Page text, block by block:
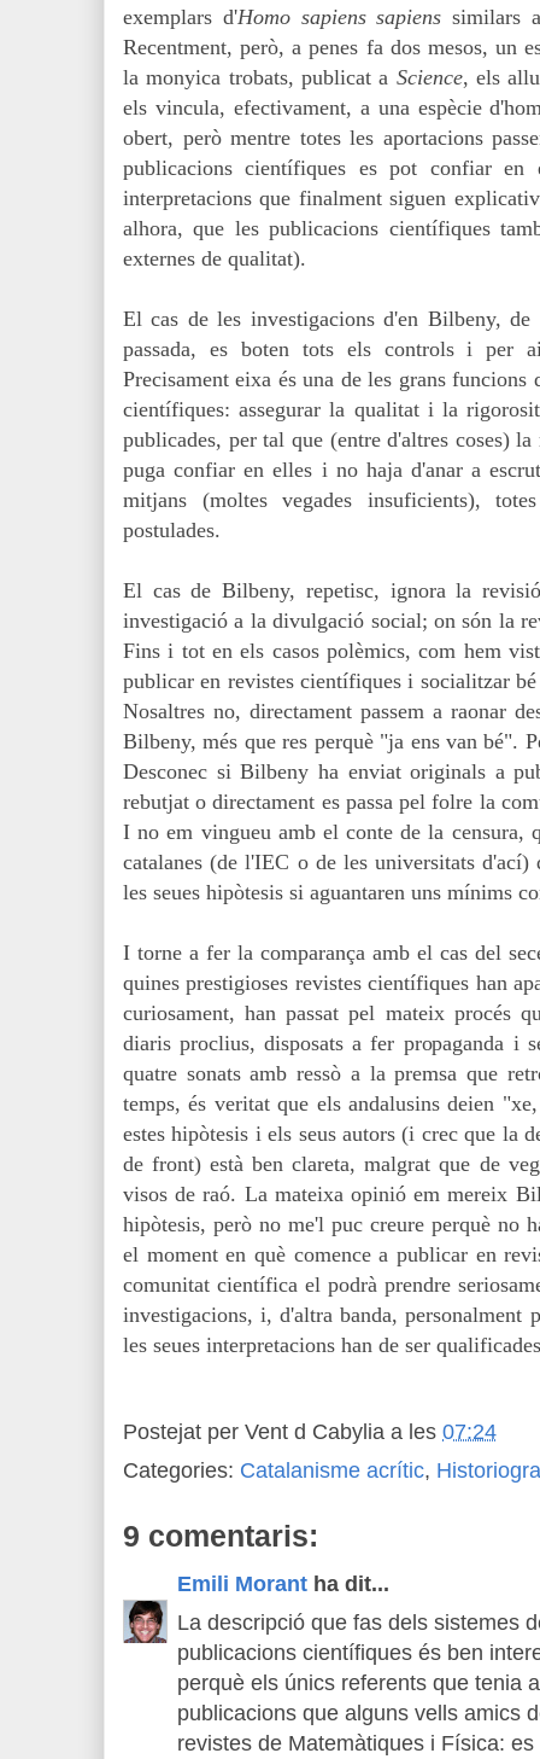
exemplars d'Homo sapiens sapiens similars
Recentment, però, a penes fa dos mesos, un
la monyica trobats, publicat a Science, els
els vincula, efectivament, a una espècie
obert, però mentre totes les aportacions
publicacions científiques es pot confiar
interpretacions que finalment siguen
alhora, que les publicacions científiques
externes de qualitat).
El cas de les investigacions d'en Bilbeny,
passada, es boten tots els controls i per
Precisament eixa és una de les grans
científiques: assegurar la qualitat i la
publicades, per tal que (entre d'altres coses)
puga confiar en elles i no haja d'anar a
mitjans (moltes vegades insuficients),
postulades.
El cas de Bilbeny, repetisc, ignora la
investigació a la divulgació social; on són la
Fins i tot en els casos polèmics, com hem
publicar en revistes científiques i socialitzar
Nosaltres no, directament passem a raonar
Bilbeny, més que res perquè "ja ens van bé".
Desconec si Bilbeny ha enviat originals a
rebutjat o directament es passa pel folre la
I no em vingueu amb el conte de la censura,
catalanes (de l'IEC o de les universitats d'ací)
les seues hipòtesis si aguantaren uns mínims
I torne a fer la comparança amb el cas del
quines prestigioses revistes científiques han
curiosament, han passat pel mateix procés
diaris proclius, disposats a fer propaganda i
quatre sonats amb ressò a la premsa que
temps, és veritat que els andalusins deien
estes hipòtesis i els seus autors (i crec que la
de front) està ben clareta, malgrat que de
visos de raó. La mateixa opinió em mereix
hipòtesis, però no me'l puc creure perquè no
el moment en què comence a publicar en
comunitat científica el podrà prendre
investigacions, i, d'altra banda, personalment
les seues interpretacions han de ser
Postejat per Vent d Cabylia a les 07:24
Categories: Catalanisme acrític,
9 comentaris:
Emili Morant ha dit...
La descripció que fas dels sistemes
publicacions científiques és ben
perquè els únics referents que tenia
publicacions que alguns vells amics
revistes de Matemàtiques i Física: